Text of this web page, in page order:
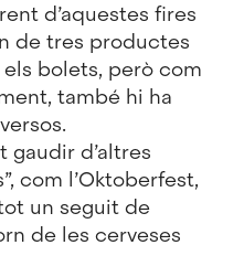
d’aquestes fires
de tres productes
bolets, però com
també hi ha
d’altres
com l’Oktoberfest,
un seguit de
de les cerveses